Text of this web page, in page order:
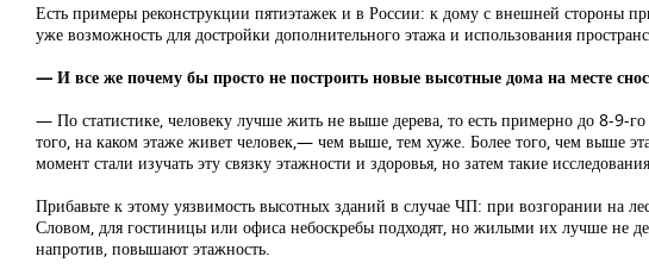
Есть примеры реконструкции пятиэтажек и в России: к дому с внешней стороны
уже возможность для достройки дополнительного этажа и использования
— И все же почему бы просто не построить новые высотные дома на месте
— По статистике, человеку лучше жить не выше дерева, то есть примерно до 8-9-
того, на каком этаже живет человек,— чем выше, тем хуже. Более того, чем выше
момент стали изучать эту связку этажности и здоровья, но затем такие
Прибавьте к этому уязвимость высотных зданий в случае ЧП: при возгорании на
Словом, для гостиницы или офиса небоскребы подходят, но жилыми их лучше не
напротив, повышают этажность.